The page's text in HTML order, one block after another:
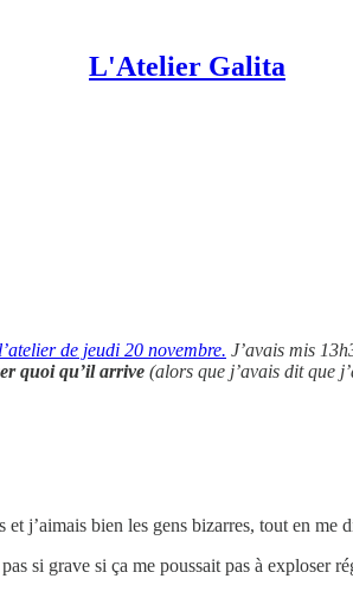
L'Atelier Galita
l’atelier de jeudi 20 novembre. J’avais mis
quoi qu’il arrive (alors que j’avais dit que
j’aimais bien les gens bizarres, tout en me
si grave si ça me poussait pas à exploser